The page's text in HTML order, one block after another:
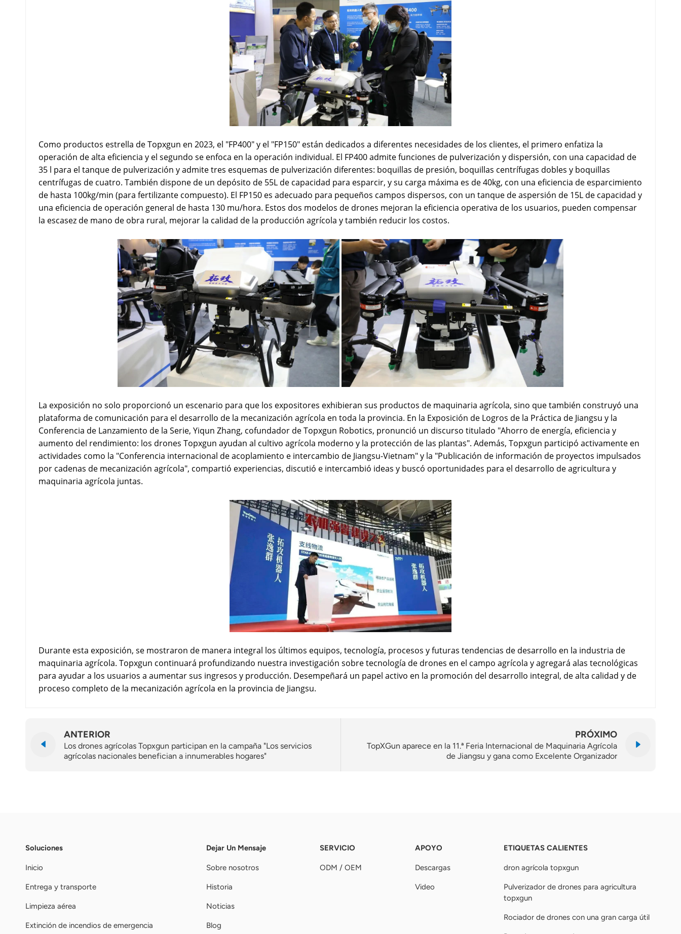
Como productos estrella de Topxgun en 2023, el "FP400" y el "FP150" están dedicados a diferentes necesidades de los clientes, el primero enfatiza la
operación de alta eficiencia y el segundo se enfoca en la operación individual. El FP400 admite funciones de pulverización y dispersión, con una capacidad de
35 l para el tanque de pulverización y admite tres esquemas de pulverización diferentes: boquillas de presión, boquillas centrífugas dobles y boquillas
centrífugas de cuatro. También dispone de un depósito de 55L de capacidad para esparcir, y su carga máxima es de 40kg, con una eficiencia de esparcimiento
de hasta 100kg/min (para fertilizante compuesto). El FP150 es adecuado para pequeños campos dispersos, con un tanque de aspersión de 15L de capacidad y
una eficiencia de operación general de hasta 130 mu/hora. Estos dos modelos de drones mejoran la eficiencia operativa de los usuarios, pueden compensar
la escasez de mano de obra rural, mejorar la calidad de la producción agrícola y también reducir los costos.
La exposición no solo proporcionó un escenario para que los expositores exhibieran sus productos de maquinaria agrícola, sino que también construyó una
plataforma de comunicación para el desarrollo de la mecanización agrícola en toda la provincia. En la Exposición de Logros de la Práctica de Jiangsu y la
Conferencia de Lanzamiento de la Serie, Yiqun Zhang, cofundador de Topxgun Robotics, pronunció un discurso titulado "Ahorro de energía, eficiencia y
aumento del rendimiento: los drones Topxgun ayudan al cultivo agrícola moderno y la protección de las plantas". Además, Topxgun participó activamente en
actividades como la "Conferencia internacional de acoplamiento e intercambio de Jiangsu-Vietnam" y la "Publicación de información de proyectos impulsados
por cadenas de mecanización agrícola", compartió experiencias, discutió e intercambió ideas y buscó oportunidades para el desarrollo de agricultura y
maquinaria agrícola juntas.
Durante esta exposición, se mostraron de manera integral los últimos equipos, tecnología, procesos y futuras tendencias de desarrollo en la industria de
maquinaria agrícola. Topxgun continuará profundizando nuestra investigación sobre tecnología de drones en el campo agrícola y agregará alas tecnológicas
para ayudar a los usuarios a aumentar sus ingresos y producción. Desempeñará un papel activo en la promoción del desarrollo integral, de alta calidad y de
proceso completo de la mecanización agrícola en la provincia de Jiangsu.
ANTERIOR
Los drones agrícolas Topxgun participan en la campaña "Los servicios
agrícolas nacionales benefician a innumerables hogares"
PRÓXIMO
TopXGun aparece en la 11.ª Feria Internacional de Maquinaria Agrícola
de Jiangsu y gana como Excelente Organizador
Soluciones
Inicio
Entrega y transporte
Limpieza aérea
Extinción de incendios de emergencia
Dejar Un Mensaje
Sobre nosotros
Historia
Noticias
Blog
SERVICIO
ODM / OEM
APOYO
Descargas
Video
ETIQUETAS CALIENTES
dron agrícola topxgun
Pulverizador de drones para agricultura
topxgun
Rociador de drones con una gran carga útil